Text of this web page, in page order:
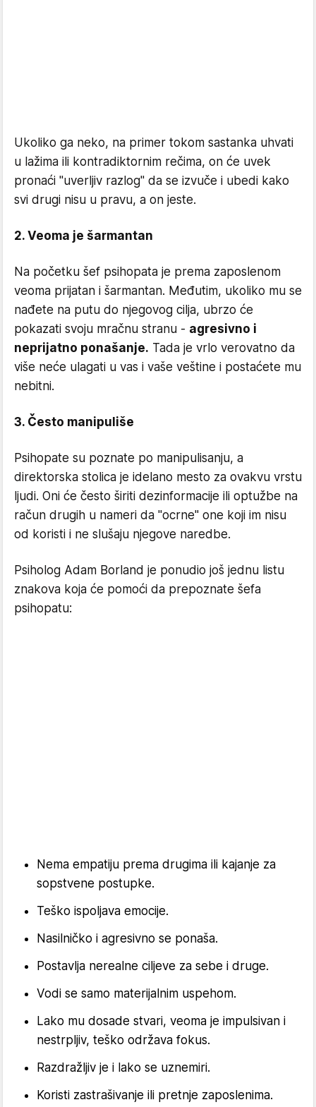
Ukoliko ga neko, na primer tokom sastanka uhvati
u lažima ili kontradiktornim rečima, on će uvek
pronaći "uverljiv razlog" da se izvuče i ubedi kako
svi drugi nisu u pravu, a on jeste.
2. Veoma je šarmantan
Na početku šef psihopata je prema zaposlenom
veoma prijatan i šarmantan. Međutim, ukoliko mu se
nađete na putu do njegovog cilja, ubrzo će
pokazati svoju mračnu stranu - agresivno i
neprijatno ponašanje. Tada je vrlo verovatno da
više neće ulagati u vas i vaše veštine i postaćete mu
nebitni.
3. Često manipuliše
Psihopate su poznate po manipulisanju, a
direktorska stolica je idelano mesto za ovakvu vrstu
ljudi. Oni će često širiti dezinformacije ili optužbe na
račun drugih u nameri da ''ocrne'' one koji im nisu
od koristi i ne slušaju njegove naredbe.
Psiholog Adam Borland je ponudio još jednu listu
znakova koja će pomoći da prepoznate šefa
psihopatu:
Nema empatiju prema drugima ili kajanje za
sopstvene postupke.
Teško ispoljava emocije.
Nasilničko i agresivno se ponaša.
Postavlja nerealne ciljeve za sebe i druge.
Vodi se samo materijalnim uspehom.
Lako mu dosade stvari, veoma je impulsivan i
nestrpljiv, teško održava fokus.
Razdražljiv je i lako se uznemiri.
Koristi zastrašivanje ili pretnje zaposlenima.